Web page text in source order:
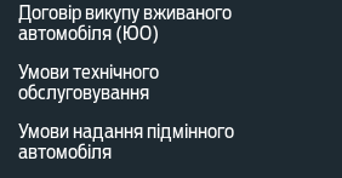
Договір викупу вживаного
автомобіля (ЮО)
Умови технічного
обслуговування
Умови надання підмінного
автомобіля